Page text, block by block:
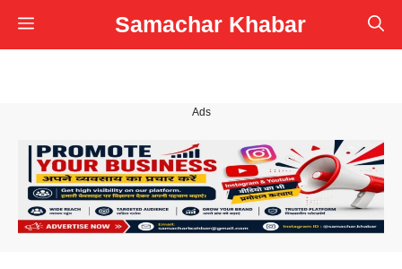
Skip
to
Samachar Khabar
Menu
Ads